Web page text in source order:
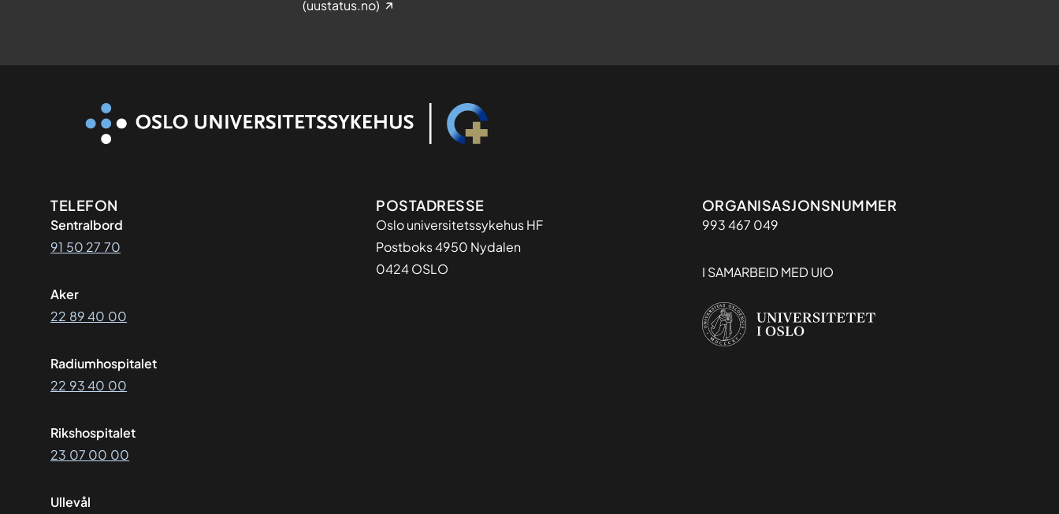
(uustatus.no)
Kontaktinformasjon
TELEFON
Sentralbord
91 50 27 70
Aker
22 89 40 00
Radiumhospitalet
22 93 40 00
Rikshospitalet
23 07 00 00
Ullevål
Adresse
POSTADRESSE
Oslo universitetssykehus HF
Postboks 4950 Nydalen
0424 OSLO
Organisasjon
ORGANISASJONSNUMMER
993 467 049
I SAMARBEID MED UIO